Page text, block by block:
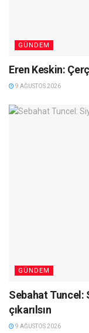
GÜNDEM
Eren Keskin:
9 AĞUSTOS 2026
GÜNDEM
Sebahat
çıkarılsın
9 AĞUSTOS 2026